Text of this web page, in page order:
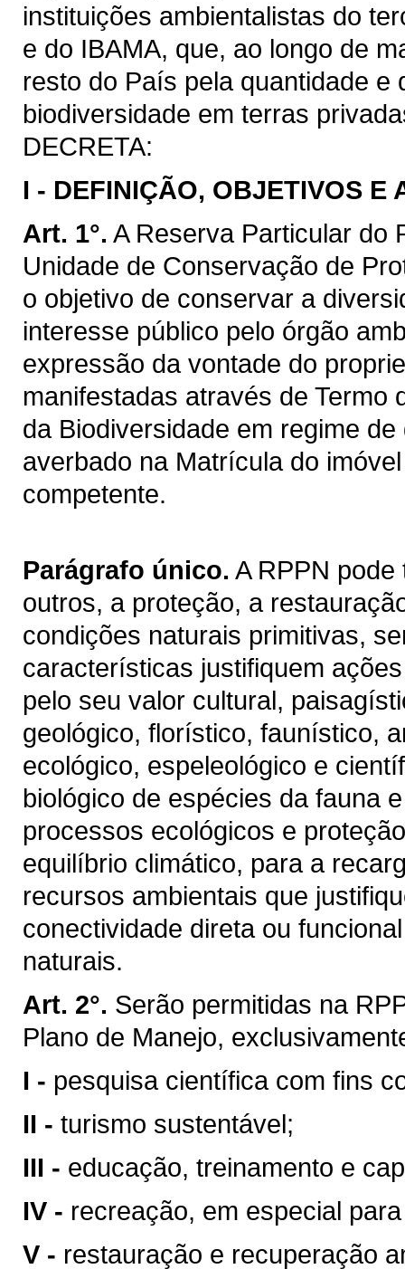
instituições ambientalistas do
e do IBAMA, que, ao longo de
resto do País pela quantidade
biodiversidade em terras
DECRETA:
I - DEFINIÇÃO, OBJETIVOS E
Art. 1°. A Reserva Particular do
Unidade de Conservação de
o objetivo de conservar a
interesse público pelo órgão
expressão da vontade do
manifestadas através de
da Biodiversidade em regime
averbado na Matrícula do
competente.
Parágrafo único. A RPPN
outros, a proteção, a
condições naturais primitivas,
características justifiquem
pelo seu valor cultural,
geológico, florístico, faunístico,
ecológico, espeleológico e
biológico de espécies da fauna
processos ecológicos e
equilíbrio climático, para a
recursos ambientais que
conectividade direta ou
naturais.
Art. 2°. Serão permitidas na
Plano de Manejo,
I - pesquisa científica com fins
II - turismo sustentável;
III - educação, treinamento e
IV - recreação, em especial
V - restauração e recuperação